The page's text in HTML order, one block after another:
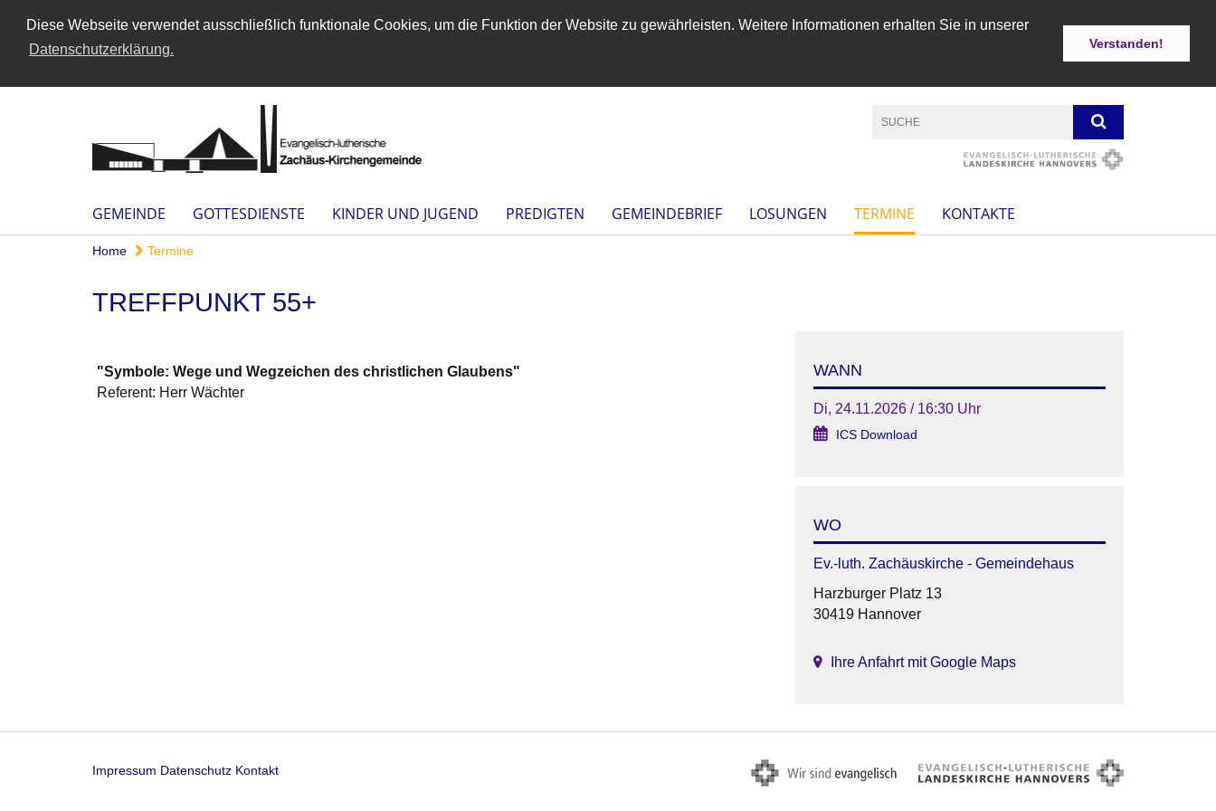
Diese Webseite verwendet ausschließlich funktionale Cookies, um die Funktion der Website zu gewährleisten. Weitere Informationen erhalten Sie in unserer
Datenschutzerklärung.
Verstanden!
GEMEINDE GOTTESDIENSTE KINDER UND JUGEND PREDIGTEN GEMEINDEBRIEF LOSUNGEN TERMINE KONTAKTE
Home Termine
TREFFPUNKT 55+
"Symbole: Wege und Wegzeichen des christlichen Glaubens"
Referent: Herr Wächter
WANN
Di, 24.11.2026 / 16:30 Uhr
ICS Download
WO
Ev.-luth. Zachäuskirche - Gemeindehaus
Harzburger Platz 13
30419 Hannover
Ihre Anfahrt mit Google Maps
Impressum Datenschutz Kontakt